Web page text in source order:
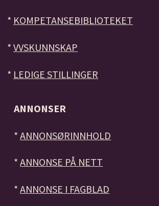
* KOMPETANSEBIBLIOTEKET
* VVSKUNNSKAP
* LEDIGE STILLINGER
ANNONSER
*ANNONSØRINNHOLD
*ANNONSE PÅ NETT
*ANNONSE I FAGBLAD